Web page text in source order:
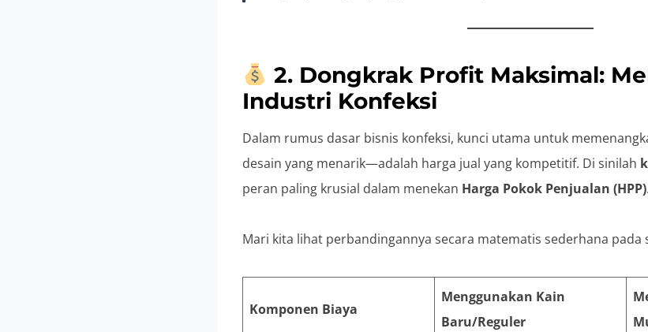
2. Dongkrak Profit Maksimal:
Industri Konfeksi
Dalam rumus dasar bisnis konfeksi, kunci utama untuk
desain yang menarik—adalah harga jual yang kompetitif. Di sinilah
peran paling krusial dalam menekan Harga Pokok Penjualan (HPP).
Mari kita lihat perbandingannya secara matematis sederhana pada
Komponen Biaya
Menggunakan Kain
Baru/Reguler